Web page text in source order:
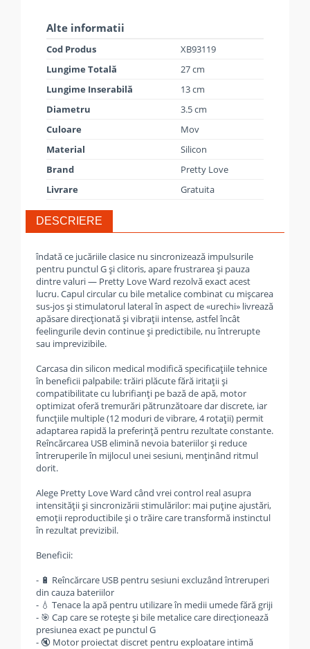
Alte informatii
Cod Produs
XB93119
Lungime Totală
27 cm
Lungime Inserabilă
13 cm
Diametru
3.5 cm
Culoare
Mov
Material
Silicon
Brand
Pretty Love
Livrare
Gratuita
DESCRIERE
îndată ce jucăriile clasice nu sincronizează impulsurile
pentru punctul G și clitoris, apare frustrarea și pauza
dintre valuri — Pretty Love Ward rezolvă exact acest
lucru. Capul circular cu bile metalice combinat cu mișcarea
sus-jos și stimulatorul lateral în aspect de «urechi» livrează
apăsare direcționată și vibrații intense, astfel încât
feelingurile devin continue și predictibile, nu întrerupte
sau imprevizibile.
Carcasa din silicon medical modifică specificațiile tehnice
în beneficii palpabile: trăiri plăcute fără iritații și
compatibilitate cu lubrifianți pe bază de apă, motor
optimizat oferă tremurări pătrunzătoare dar discrete, iar
funcțiile multiple (12 moduri de vibrare, 4 rotații) permit
adaptarea rapidă la preferință pentru rezultate constante.
Reîncărcarea USB elimină nevoia bateriilor și reduce
întreruperile în mijlocul unei sesiuni, menținând ritmul
dorit.
Alege Pretty Love Ward când vrei control real asupra
intensității și sincronizării stimulărilor: mai puține ajustări,
emoții reproductibile și o trăire care transformă instinctul
în rezultat previzibil.
Beneficii:
- 🔋 Reîncărcare USB pentru sesiuni excluzând întreruperi
din cauza bateriilor
- 💧 Tenace la apă pentru utilizare în medii umede fără griji
- 🎯 Cap care se rotește și bile metalice care direcționează
presiunea exact pe punctul G
- 🔇 Motor proiectat discret pentru exploatare intimă